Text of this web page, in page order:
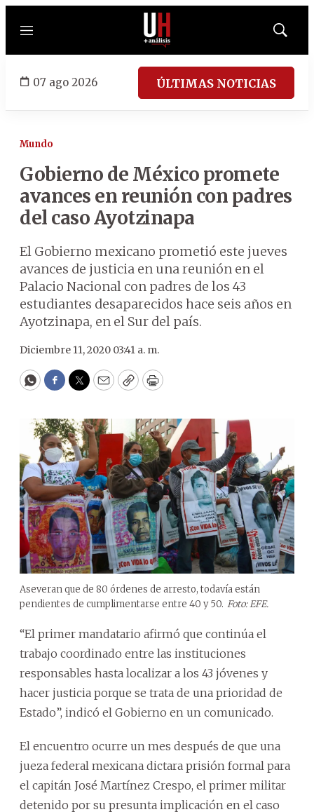
Menú
Mostrar
07 ago 2026 ÚLTIMAS NOTICIAS
Mundo
Gobierno de México promete
avances en reunión con padres
del caso Ayotzinapa
El Gobierno mexicano prometió este jueves
avances de justicia en una reunión en el
Palacio Nacional con padres de los 43
estudiantes desaparecidos hace seis años en
Ayotzinapa, en el Sur del país.
Diciembre 11, 2020 03:41 a. m.
WhatsApp
Facebook
Twitter
EmailCopyPrint
Aseveran que de 80 órdenes de arresto, todavía están
pendientes de cumplimentarse entre 40 y 50. Foto: EFE.
“El primer mandatario afirmó que continúa el
trabajo coordinado entre las instituciones
responsables hasta localizar a los 43 jóvenes y
hacer justicia porque se trata de una prioridad de
Estado”, indicó el Gobierno en un comunicado.
El encuentro ocurre un mes después de que una
jueza federal mexicana dictara prisión formal para
el capitán José Martínez Crespo, el primer militar
detenido por su presunta implicación en el caso